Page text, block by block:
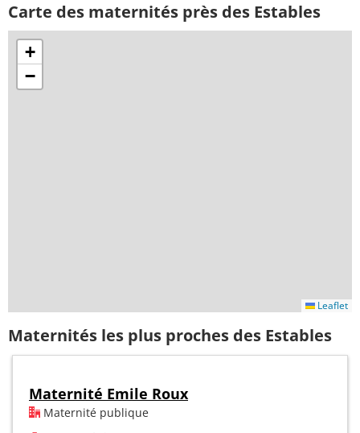
Carte des maternités près des Estables
+
−
Leaflet
Maternités les plus proches des Estables
Maternité Emile Roux
Maternité publique